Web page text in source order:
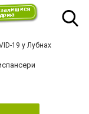
19 у Лубнах